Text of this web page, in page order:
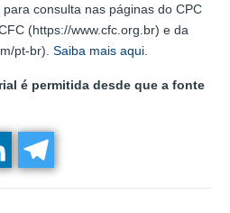
consulta nas páginas do CPC
(https://www.cfc.org.br) e da
pt-br). Saiba mais aqui
é permitida desde que a fonte